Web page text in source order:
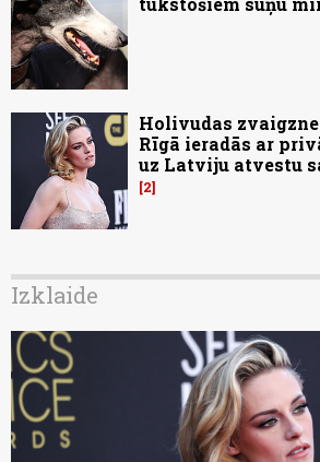
Holivudas
Rīgā ieradās ar
uz Latviju atvestu
2
Izklaide